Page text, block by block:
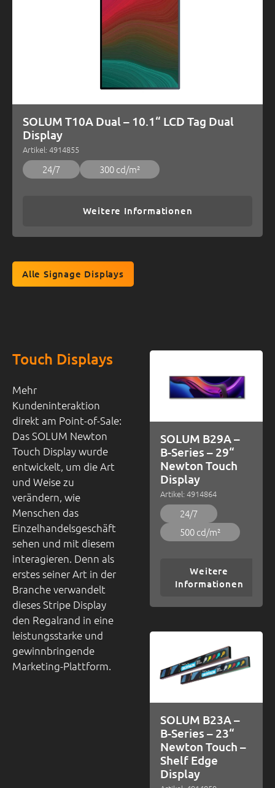
SOLUM T10A Dual – 10.1“ LCD Tag Dual
Display
Artikel: 4914855
24/7 300 cd/m²
Weitere Informationen
Alle Signage Displays
Touch Displays
Mehr
Kundeninteraktion
direkt am Point-of-Sale:
Das SOLUM Newton
Touch Display wurde
entwickelt, um die Art
und Weise zu
verändern, wie
Menschen das
Einzelhandelsgeschäft
sehen und mit diesem
interagieren. Denn als
erstes seiner Art in der
Branche verwandelt
dieses Stripe Display
den Regalrand in eine
leistungsstarke und
gewinnbringende
Marketing-Plattform.
SOLUM B29A –
B-Series – 29“
Newton Touch
Display
Artikel: 4914864
24/7
500 cd/m²
Weitere
Informationen
SOLUM B23A –
B-Series – 23“
Newton Touch –
Shelf Edge
Display